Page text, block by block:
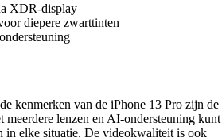
XDR-display
diepere zwarttinten
kenmerken van de iPhone 13 Pro zijn de
meerdere lenzen en AI-ondersteuning kunt
in elke situatie. De videokwaliteit is ook